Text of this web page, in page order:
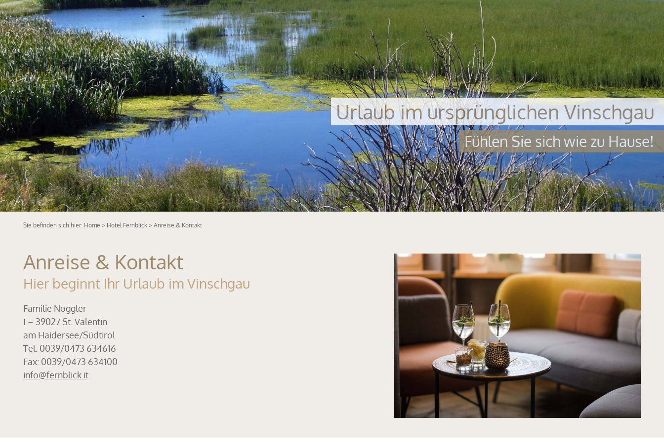
Urlaub im ursprünglichen Vinschgau
Fühlen Sie sich wie zu Hause!
Sie befinden sich hier: Home > Hotel Fernblick > Anreise & Kontakt
Anreise & Kontakt
Hier beginnt Ihr Urlaub im Vinschgau
Familie Noggler
I – 39027 St. Valentin
am Haidersee/Südtirol
Tel. 0039/0473 634616
Fax: 0039/0473 634100
info@fernblick.it